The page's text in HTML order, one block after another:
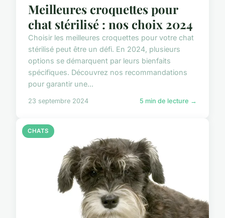
Meilleures croquettes pour
chat stérilisé : nos choix 2024
Choisir les meilleures croquettes pour votre chat
stérilisé peut être un défi. En 2024, plusieurs
options se démarquent par leurs bienfaits
spécifiques. Découvrez nos recommandations
pour garantir une...
23 septembre 2024 5 min de lecture →
CHATS